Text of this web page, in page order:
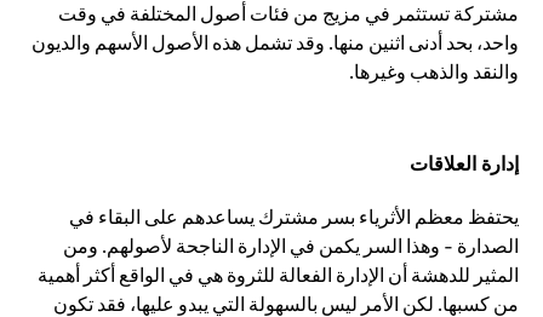
مشتركة تستثمر في مزيج من فئات أصول المختلفة في وقت
واحد، بحد أدنى اثنين منها. وقد تشمل هذه الأصول الأسهم والديون
والنقد والذهب وغيرها.
إدارة العلاقات
يحتفظ معظم الأثرياء بسر مشترك يساعدهم على البقاء في
الصدارة - وهذا السر يكمن في الإدارة الناجحة لأصولهم. ومن
المثير للدهشة أن الإدارة الفعالة للثروة هي في الواقع أكثر أهمية
من كسبها. لكن الأمر ليس بالسهولة التي يبدو عليها، فقد تكون